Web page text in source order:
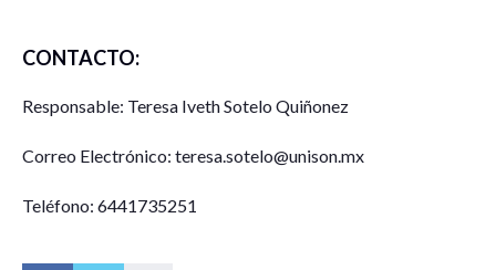
CONTACTO:
Responsable: Teresa Iveth Sotelo Quiñonez
Correo Electrónico: teresa.sotelo@unison.mx
Teléfono: 6441735251